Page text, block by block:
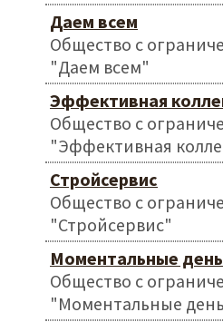
Даем всем
Общество с
"Даем всем"
Эффективная
Общество с
"Эффективная
Стройсервис
Общество с
"Стройсервис"
Моментальные
Общество с
"Моментальные